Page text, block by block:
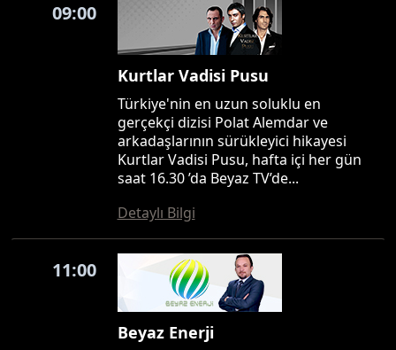
09:00
Kurtlar Vadisi Pusu
Türkiye'nin en uzun soluklu en
gerçekçi dizisi Polat Alemdar ve
arkadaşlarının sürükleyici hikayesi
Kurtlar Vadisi Pusu, hafta içi her gün
saat 16.30 ’da Beyaz TV’de...
Detaylı Bilgi
11:00
Beyaz Enerji